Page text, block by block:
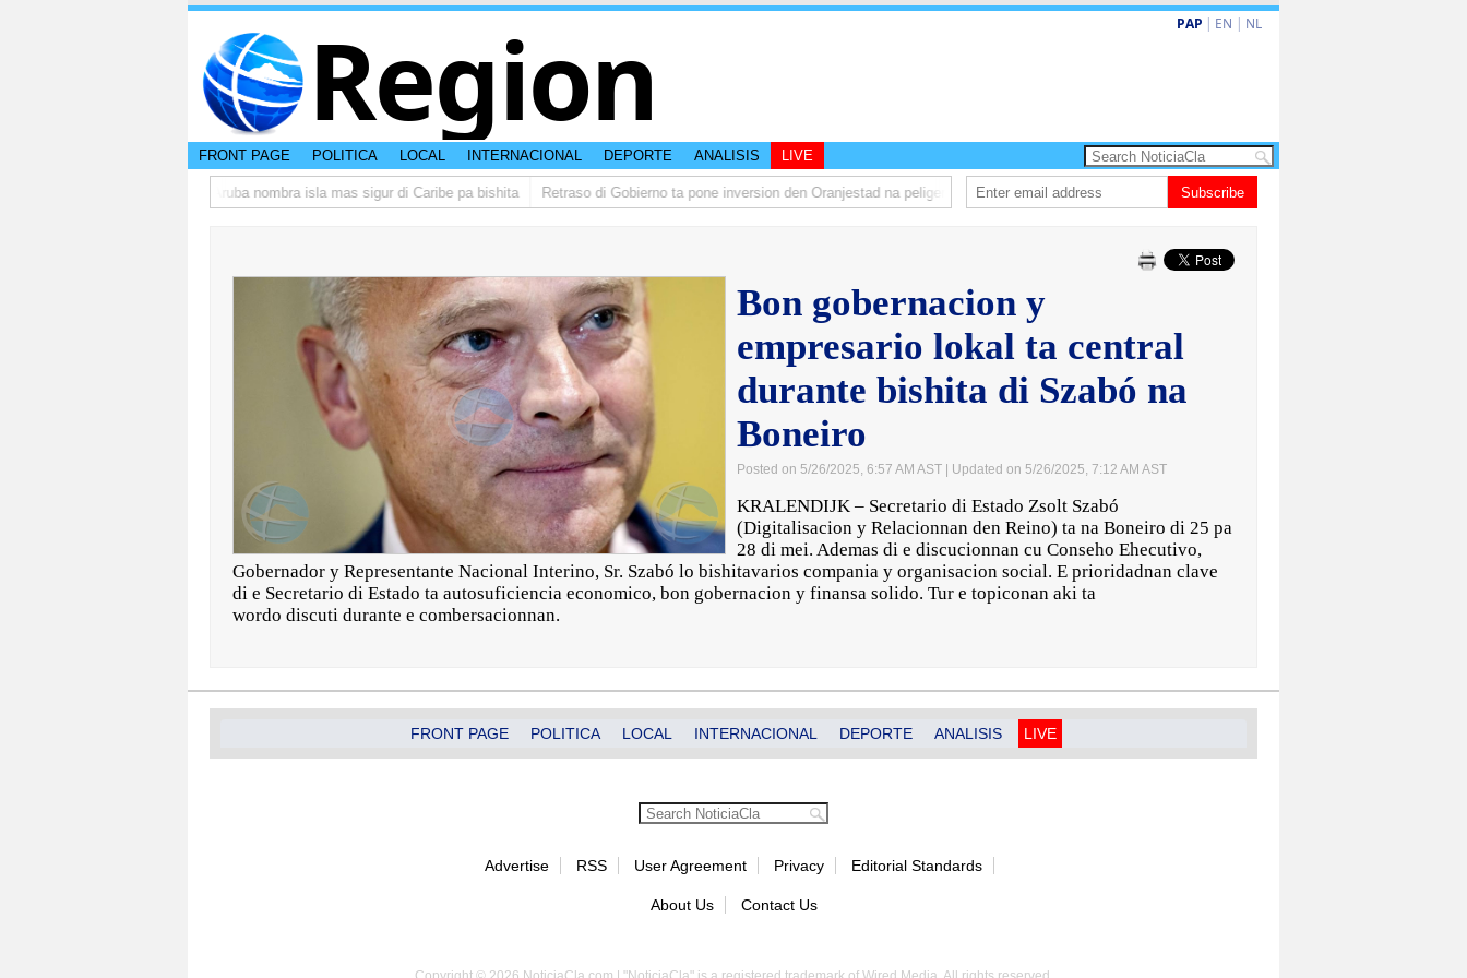
Region PAP | EN | NL
FRONT PAGE POLITICA LOCAL INTERNACIONAL DEPORTE ANALISIS LIVE
CISI: Aruba nombra isla mas sigur di Caribe pa bishita Retraso di Gobierno ta pone inversion den Oranjestad na peliger Abelardo de la Espriella a huramenta como presidente di Colombia
Subscribe
Bon gobernacion y
empresario lokal ta central
durante bishita di Szabó na
Boneiro
Posted on 5/26/2025, 6:57 AM AST | Updated on 5/26/2025, 7:12 AM AST
KRALENDIJK – Secretario di Estado Zsolt Szabó
(Digitalisacion y Relacionnan den Reino) ta na Boneiro di 25 pa
28 di mei. Ademas di e discucionnan cu Conseho Ehecutivo,
Gobernador y Representante Nacional Interino, Sr. Szabó lo bishitavarios compania y organisacion social. E prioridadnan clave
di e Secretario di Estado ta autosuficiencia economico, bon gobernacion y finansa solido. Tur e topiconan aki ta
wordo discuti durante e combersacionnan.
FRONT PAGE POLITICA LOCAL INTERNACIONAL DEPORTE ANALISIS LIVE
Advertise RSS User Agreement Privacy Editorial Standards
About Us Contact Us